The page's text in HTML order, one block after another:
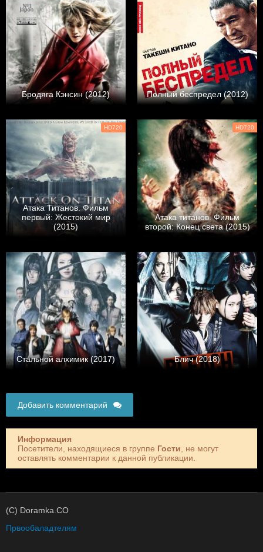
Бродяга Кэнсин (2012) Полный беспредел (2012)
HD720
Атака Титанов. Фильм
первый: Жестокий мир
(2015)
HD720
Атака титанов. Фильм
второй: Конец света (2015)
Стальной алхимик (2017) Блич (2018)
Добавить комментарий
Информация
Посетители, находящиеся в группе Гости , не могут
оставлять комментарии к данной публикации.
(C) Doramka.CO
Првообаладтелям